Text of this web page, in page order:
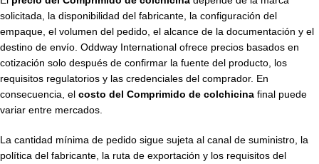
solicitada, la disponibilidad del fabricante, la configuración del
empaque, el volumen del pedido, el alcance de la documentación y el
destino de envío. Oddway International ofrece precios basados en
cotización solo después de confirmar la fuente del producto, los
requisitos regulatorios y las credenciales del comprador. En
consecuencia, el costo del Comprimido de colchicina final puede
variar entre mercados.
La cantidad mínima de pedido sigue sujeta al canal de suministro, la
política del fabricante, la ruta de exportación y los requisitos del